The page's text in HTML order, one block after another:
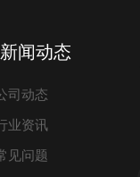
新闻动态
司动态
业资讯
见问题